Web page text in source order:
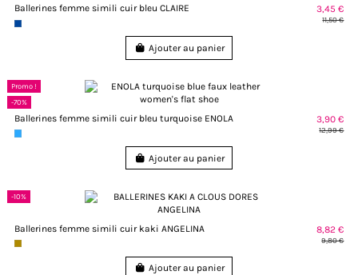
Ballerines femme simili cuir bleu CLAIRE 3,45 €
11,50 €
Ajouter au panier
Promo !
-70%
Ballerines femme simili cuir bleu turquoise ENOLA 3,90 €
12,99 €
Ajouter au panier
-10%
Ballerines femme simili cuir kaki ANGELINA 8,82 €
9,80 €
Ajouter au panier